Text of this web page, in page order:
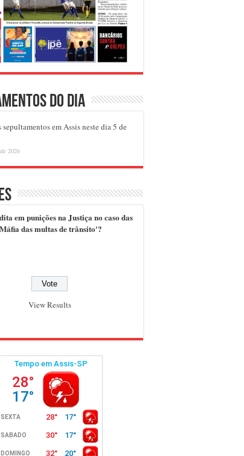
do dia
sepultamentos em Assis neste dia 5 de
2026
em punições na Justiça no caso das
das multas de trânsito'?
View Results